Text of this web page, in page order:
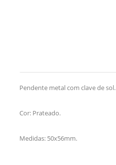
Pendente metal com clave de sol.
Cor: Prateado.
Medidas: 50x56mm.